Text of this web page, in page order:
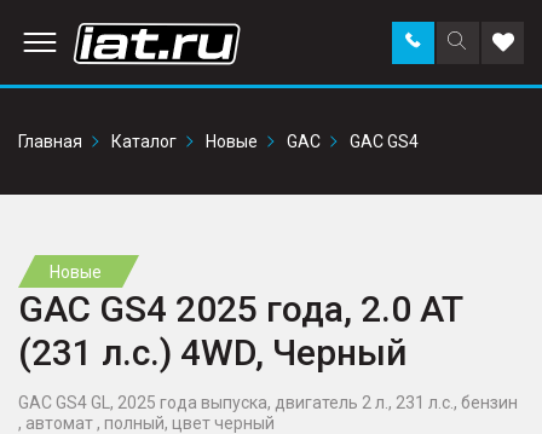
Поиск
по
Заказать
звонок в
Главная
Каталог Новые GAC GAC GS4
Новые
GAC GS4 2025 года, 2.0 AT
(231 л.с.) 4WD, Черный
GAC GS4 GL, 2025 года выпуска, двигатель 2 л., 231 л.с., бензин
, автомат , полный, цвет черный